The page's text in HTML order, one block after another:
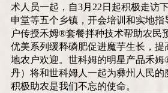
术人员一起，自3月 22 日起积极走访
申堂等五个乡镇，开会培训和实地指
户传授禾姆®套餐拌种技术帮助农民
优美系列缓释磷肥促进魔芋生长，提
地农户欢迎。世科姆的明星产品禾姆
丹）将和世科姆人一起为彝州人民的
积极助农是我们不忘的使命。